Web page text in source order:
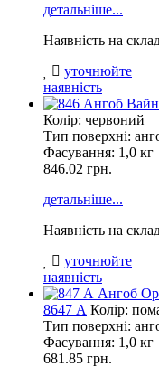
детальніше...
Наявність на
уточнюйте
наявність
Колір: червоний
Тип поверхні:
Фасування: 1,0 кг
846.02 грн.
детальніше...
Наявність на
уточнюйте
наявність
8647 А Колір:
Тип поверхні:
Фасування: 1,0 кг
681.85 грн.